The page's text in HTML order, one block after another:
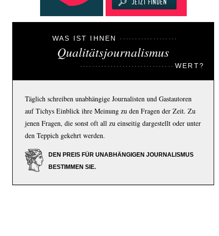
WAS IST IHNEN
Qualitätsjournalismus
WERT?
Täglich schreiben unabhängige Journalisten und Gastautoren
auf Tichys Einblick ihre Meinung zu den Fragen der Zeit. Zu
jenen Fragen, die sonst oft all zu einseitig dargestellt oder unter
den Teppich gekehrt werden.
DEN PREIS FÜR UNABHÄNGIGEN JOURNALISMUS
BESTIMMEN SIE.